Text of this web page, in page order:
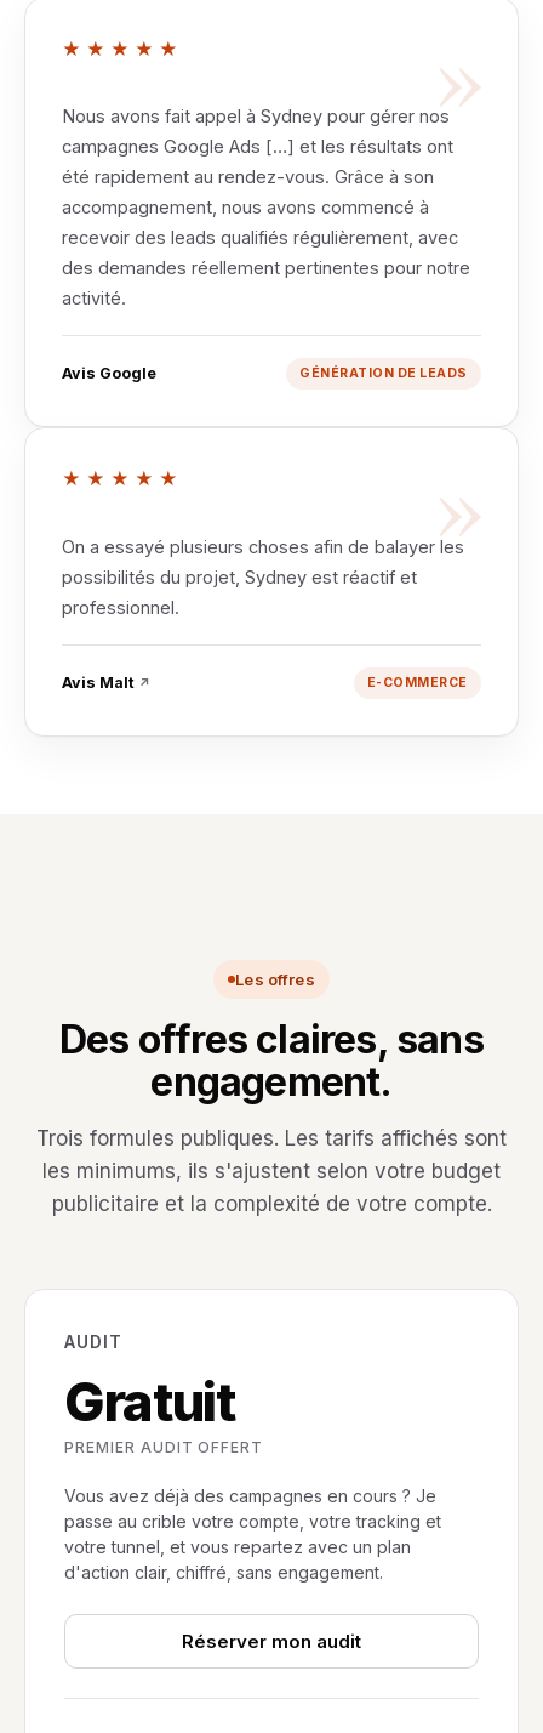
»
★★★★★
Nous avons fait appel à Sydney pour gérer nos
campagnes Google Ads […] et les résultats ont
été rapidement au rendez-vous. Grâce à son
accompagnement, nous avons commencé à
recevoir des leads qualifiés régulièrement, avec
des demandes réellement pertinentes pour notre
activité.
Avis Google GÉNÉRATION DE LEADS
»
★★★★★
On a essayé plusieurs choses afin de balayer les
possibilités du projet, Sydney est réactif et
professionnel.
Avis Malt ↗ E-COMMERCE
Les offres
Des offres claires, sans
engagement.
Trois formules publiques. Les tarifs affichés sont
les minimums, ils s'ajustent selon votre budget
publicitaire et la complexité de votre compte.
AUDIT
Gratuit
PREMIER AUDIT OFFERT
Vous avez déjà des campagnes en cours ? Je
passe au crible votre compte, votre tracking et
votre tunnel, et vous repartez avec un plan
d'action clair, chiffré, sans engagement.
Réserver mon audit